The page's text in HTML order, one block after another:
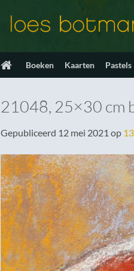
Boeken Kaarten Pastels
21048, 25×30 cm
Gepubliceerd 12 mei 2021 op